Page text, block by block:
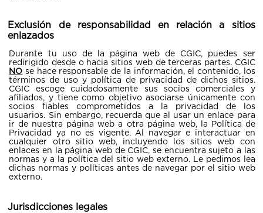
Exclusión de responsabilidad en relación a sitios
enlazados
Durante tu uso de la página web de CGIC, puedes ser
redirigido desde o hacia sitios web de terceras partes. CGIC
NO se hace responsable de la información, el contenido, los
términos de uso y política de privacidad de dichos sitios.
CGIC escoge cuidadosamente sus socios comerciales y
afiliados, y tiene como objetivo asociarse únicamente con
socios fiables comprometidos a la privacidad de los
usuarios. Sin embargo, recuerda que al usar un enlace para
ir de nuestra página web a otra página web, la Política de
Privacidad ya no es vigente. Al navegar e interactuar en
cualquier otro sitio web, incluyendo los sitios web con
enlaces en la página web de CGIC, se encuentra sujeto a las
normas y a la política del sitio web externo. Le pedimos lea
dichas normas y políticas antes de navegar por el sitio web
externo.
Jurisdicciones legales